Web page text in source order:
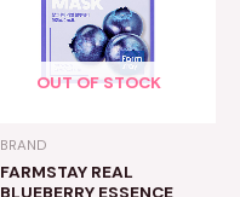
OUT OF STOCK
BRAND
FARMSTAY REAL
BLUEBERRY ESSENCE